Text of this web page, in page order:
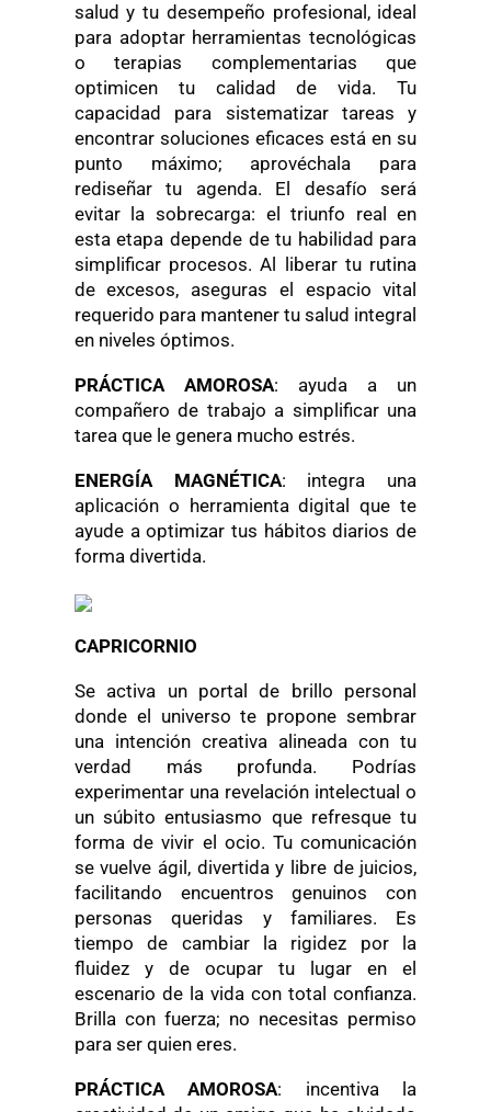
salud y tu desempeño profesional, ideal
para adoptar herramientas tecnológicas
o terapias complementarias que
optimicen tu calidad de vida. Tu
capacidad para sistematizar tareas y
encontrar soluciones eficaces está en su
punto máximo; aprovéchala para
rediseñar tu agenda. El desafío será
evitar la sobrecarga: el triunfo real en
esta etapa depende de tu habilidad para
simplificar procesos. Al liberar tu rutina
de excesos, aseguras el espacio vital
requerido para mantener tu salud integral
en niveles óptimos.
PRÁCTICA AMOROSA: ayuda a un
compañero de trabajo a simplificar una
tarea que le genera mucho estrés.
ENERGÍA MAGNÉTICA: integra una
aplicación o herramienta digital que te
ayude a optimizar tus hábitos diarios de
forma divertida.
CAPRICORNIO
Se activa un portal de brillo personal
donde el universo te propone sembrar
una intención creativa alineada con tu
verdad más profunda. Podrías
experimentar una revelación intelectual o
un súbito entusiasmo que refresque tu
forma de vivir el ocio. Tu comunicación
se vuelve ágil, divertida y libre de juicios,
facilitando encuentros genuinos con
personas queridas y familiares. Es
tiempo de cambiar la rigidez por la
fluidez y de ocupar tu lugar en el
escenario de la vida con total confianza.
Brilla con fuerza; no necesitas permiso
para ser quien eres.
PRÁCTICA AMOROSA: incentiva la